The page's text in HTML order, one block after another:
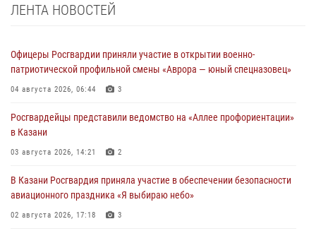
ЛЕНТА НОВОСТЕЙ
Офицеры Росгвардии приняли участие в открытии военно-
патриотической профильной смены «Аврора — юный спецназовец»
04 августа 2026, 06:44 3
Росгвардейцы представили ведомство на «Аллее профориентации»
в Казани
03 августа 2026, 14:21 2
В Казани Росгвардия приняла участие в обеспечении безопасности
авиационного праздника «Я выбираю небо»
02 августа 2026, 17:18 3